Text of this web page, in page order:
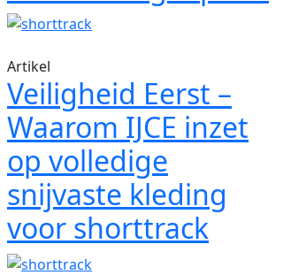
Artikel
Veiligheid Eerst –
Waarom IJCE inzet
op volledige
snijvaste kleding
voor shorttrack